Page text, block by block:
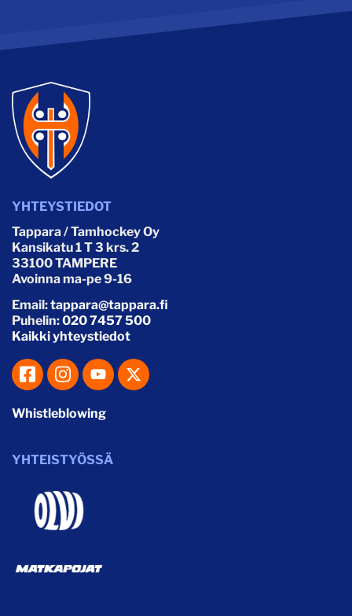
YHTEYSTIEDOT
Tappara / Tamhockey Oy
Kansikatu 1 T 3 krs. 2
33100 TAMPERE
Avoinna ma-pe 9-16
Email:tappara@tappara.fi
Puhelin:020 7457 500
Kaikki yhteystiedot
Whistleblowing
YHTEISTYÖSSÄ